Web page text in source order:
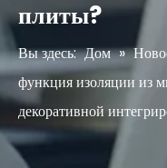
плиты?
Вы здесь: Дом »
функция изоляции из
декоративной